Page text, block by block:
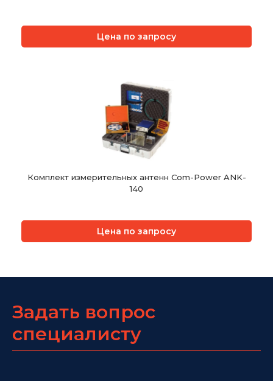
Цена по запросу
Комплект измерительных антенн Com-Power ANK-
140
Цена по запросу
Задать вопрос
специалисту